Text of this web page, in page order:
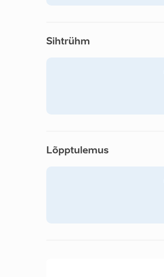
Sihtrühm
Lõpptulemus